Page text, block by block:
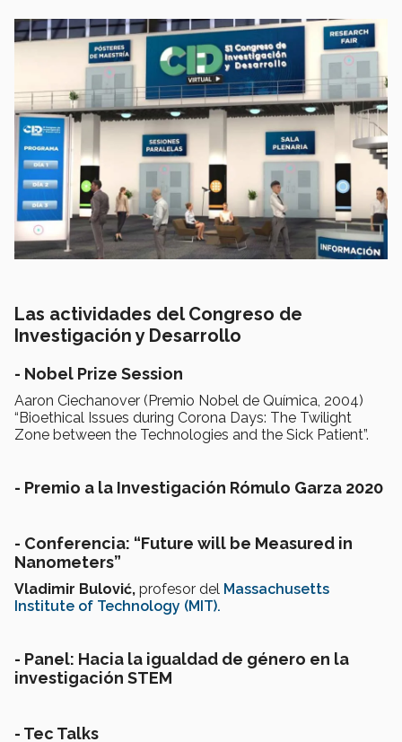
Las actividades del Congreso de
Investigación y Desarrollo
- Nobel Prize Session
Aaron Ciechanover (Premio Nobel de Química, 2004)
“Bioethical Issues during Corona Days: The Twilight
Zone between the Technologies and the Sick Patient”.
- Premio a la Investigación Rómulo Garza 2020
- Conferencia: “Future will be Measured in
Nanometers”
Vladimir Bulović, profesor del Massachusetts
Institute of Technology (MIT).
- Panel: Hacia la igualdad de género en la
investigación STEM
- Tec Talks